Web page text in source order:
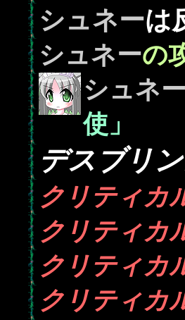
シュネーは
シュネーの
シュネー
使」
デスブリ
クリティカ
クリティカ
クリティカ
クリティカ